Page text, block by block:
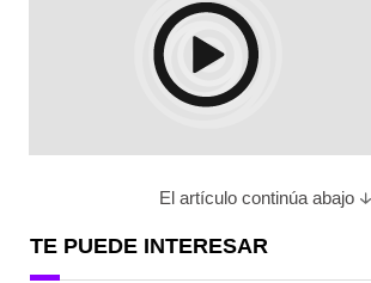
El artículo continúa abajo
TE PUEDE INTERESAR